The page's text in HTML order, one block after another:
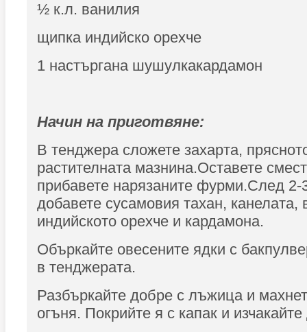
½ к.л. ванилия
щипка индийско орехче
1 настъргана шушулкакардамон
Начин на приготвяне:
В тенджера сложете захарта,
растителната мазнина.Оставете
прибавете нарязаните фурми.След 2-
добавете сусамовия тахан, канелата,
индийското орехче и кардамона.
Объркайте овесените ядки с
в тенджерата.
Разбъркайте добре с лъжица и
огъня. Покрийте я с капак и